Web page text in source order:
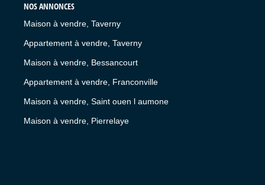
NOS ANNONCES
Maison à vendre, Taverny
Appartement à vendre, Taverny
Maison à vendre, Bessancourt
Appartement à vendre, Franconville
Maison à vendre, Saint ouen l aumone
Maison à vendre, Pierrelaye